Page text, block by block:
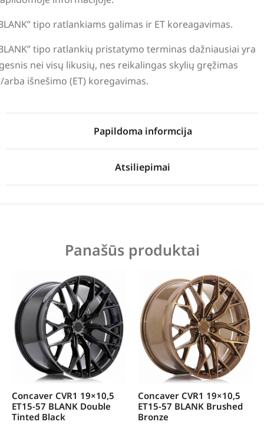
tipo ratlankiams galimas ir ET koreagavimas.
tipo ratlankių pristatymo terminas dažniausiai yra
nei visų likusių, nes reikalingas skylių gręžimas
arba išnešimo (ET) koregavimas.
Papildoma informcija
Atsiliepimai
Panašūs produktai
Concaver CVR1 19×10,5
ET15-57 BLANK Double
Tinted Black
Concaver CVR1 19×10,5
ET15-57 BLANK Brushed
Bronze